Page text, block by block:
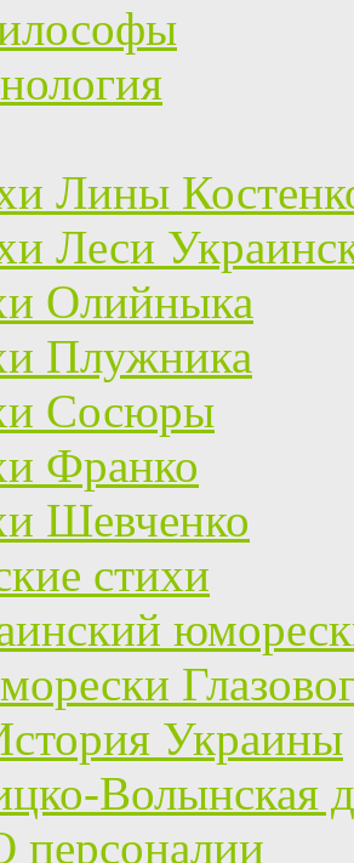
Лины
Леси
Олийныка
Плужника
Сосюры
Франко
Шевченко
стихи
Украины
Волынская